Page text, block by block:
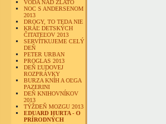
VODA NAD ZLATO
NOC S ANDERSENOM
2013
DROGY, TO TEDA NIE
KRÁĽ DETSKÝCH
ČITATEĽOV 2013
SERVÍTKUJEME CELÝ
DEŇ
PETER URBAN
PROGLAS 2013
DEŇ ĽUDOVEJ
ROZPRÁVKY
BURZA KNÍH A OĽGA
PAZERINI
DEŇ KNIHOVNÍKOV
2013
TÝŽDEŇ MOZGU 2013
EDUARD HURTA - O
PRÍRODNÝCH